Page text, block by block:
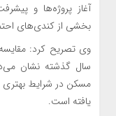
آغاز پروژه‌ها و
بخشی از کندی‌های
وی تصریح کرد:
سال گذشته نشان
مسکن در شرایط
یافته است.